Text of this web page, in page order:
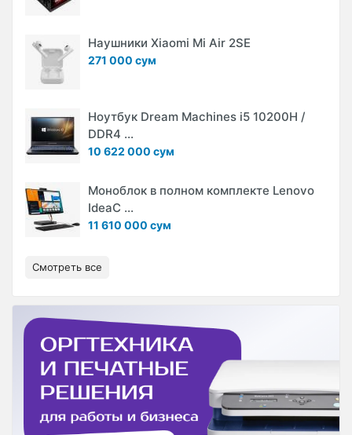
Наушники Xiaomi Mi Air 2SE
271 000 сум
Ноутбук Dream Machines i5 10200H /
DDR4 ...
10 622 000 сум
Моноблок в полном комплекте Lenovo
IdeaC ...
11 610 000 сум
Смотреть все